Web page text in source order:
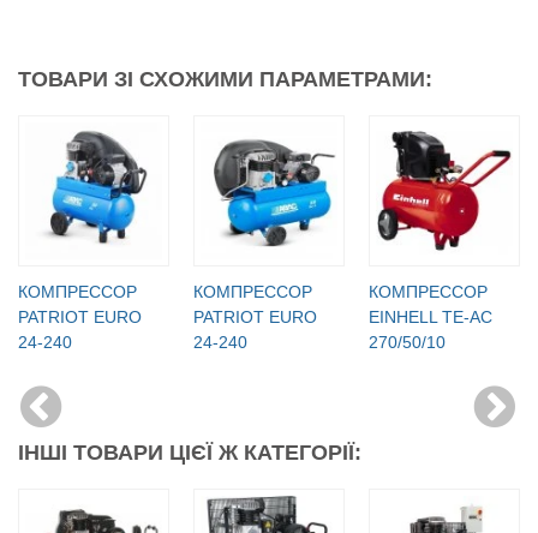
ТОВАРИ ЗІ СХОЖИМИ ПАРАМЕТРАМИ:
КОМПРЕССОР
PATRIOT EURO
24-240
КОМПРЕССОР
PATRIOT EURO
24-240
КОМПРЕССОР
EINHELL TE-AC
270/50/10
ІНШІ ТОВАРИ ЦІЄЇ Ж КАТЕГОРІЇ: